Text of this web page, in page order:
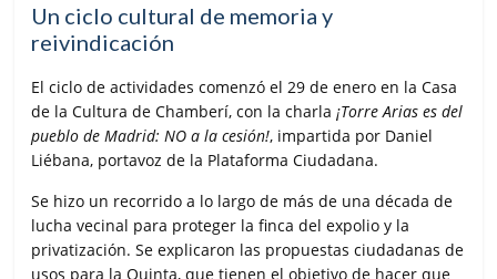
Un ciclo cultural de memoria y
reivindicación
El ciclo de actividades comenzó el 29 de enero en la Casa
de la Cultura de Chamberí, con la charla ¡Torre Arias es del
pueblo de Madrid: NO a la cesión!, impartida por Daniel
Liébana, portavoz de la Plataforma Ciudadana.
Se hizo un recorrido a lo largo de más de una década de
lucha vecinal para proteger la finca del expolio y la
privatización. Se explicaron las propuestas ciudadanas de
usos para la Quinta, que tienen el objetivo de hacer que